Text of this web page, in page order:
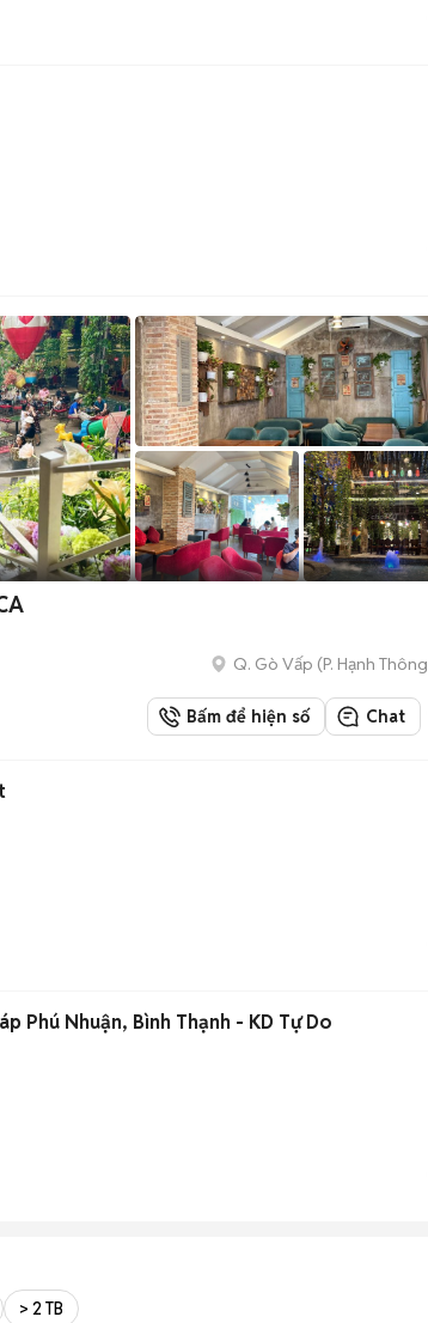
Q. Gò Vấp (P. Hạnh Thông
Bấm để hiện số Chat
Phú Nhuận, Bình Thạnh - KD Tự Do
> 2 TB